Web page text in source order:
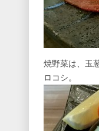
焼野菜は、玉
ロコシ。